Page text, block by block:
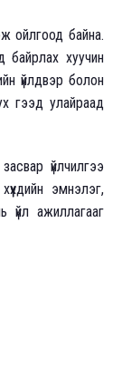
ойлгоод байна.
байрлах хуучин
үйлдвэр болон
гээд улайраад
үйлчилгээ
эмнэлэг,
үйл ажиллагааг